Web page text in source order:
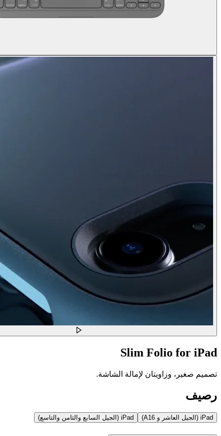
Slim Folio for iPad
تصميم صغير، وزاويتان لإمالة الشاشة.
رصيف
iPad (الجيل العاشر و A16) iPad (الجيل السابع والثامن والتاسع)